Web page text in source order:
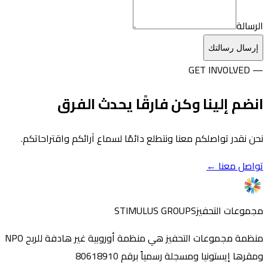
الرسالة
إرسال رسالتك
— GET INVOLVED
انضم إلينا وكن فارقًا يحدث الفرق
نحن نقدر تواصلكم معنا ونتطلع دائمًا لسماع آرائكم واقتراحاتكم.
تواصل معنا ←
مجموعات التحفيزSTIMULUS GROUPS
منظمة مجموعات التحفيز هي منظمة أوروبية غير هادفة للربح NPO
ومقرها إيستونيا ومسجلة رسمياً برقم 80618910